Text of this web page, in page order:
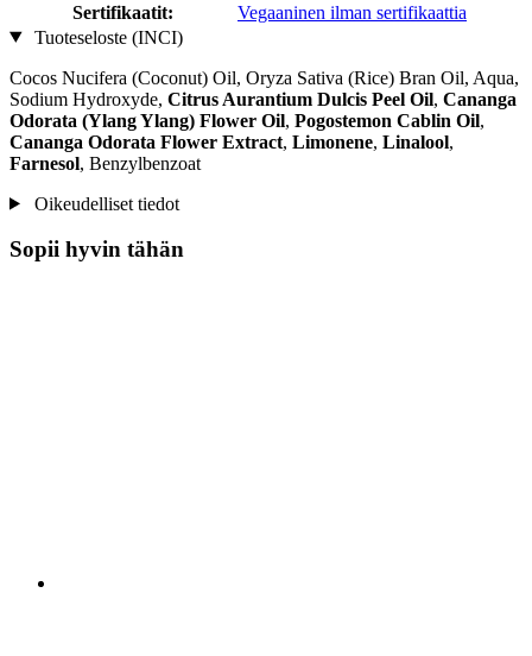
Sertifikaatit:
Vegaaninen ilman sertifikaattia
Tuoteseloste (INCI)
Cocos Nucifera (Coconut) Oil, Oryza Sativa (Rice) Bran Oil, Aqua,
Sodium Hydroxyde, Citrus Aurantium Dulcis Peel Oil, Cananga
Odorata (Ylang Ylang) Flower Oil, Pogostemon Cablin Oil,
Cananga Odorata Flower Extract, Limonene, Linalool,
Farnesol, Benzylbenzoat
Oikeudelliset tiedot
Sopii hyvin tähän